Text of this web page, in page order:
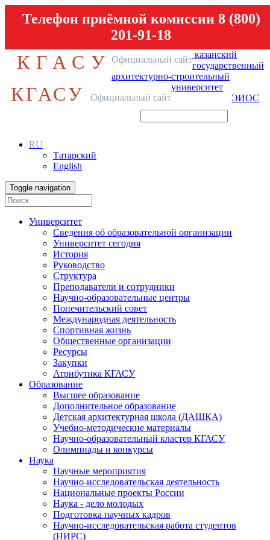
Телефон приёмной комиссии 8 (800)
201-91-18
КГАСУ Официальный сайт казанский
государственный
архитектурно-строительный
университет
КГАСУ Официальный сайт ЭИОС
RU
Татарский
English
Toggle navigation
Университет
Сведения об образовательной организации
Университет сегодня
История
Руководство
Структура
Преподаватели и сотрудники
Научно-образовательные центры
Попечительский совет
Международная деятельность
Спортивная жизнь
Общественные организации
Ресурсы
Закупки
Атрибутика КГАСУ
Образование
Высшее образование
Дополнительное образование
Детская архитектурная школа (ДАШКА)
Учебно-методические материалы
Научно-образовательный кластер КГАСУ
Олимпиады и конкурсы
Наука
Научные мероприятия
Научно-исследовательская деятельность
Национальные проекты России
Наука - дело молодых
Подготовка научных кадров
Научно-исследовательская работа студентов
(НИРС)